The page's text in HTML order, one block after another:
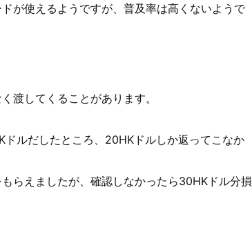
が使えるようですが、普及率は高くないようで
渡してくることがあります。
ルだしたところ、20HKドルしか返ってこなか
らえましたが、確認しなかったら30HKドル分損